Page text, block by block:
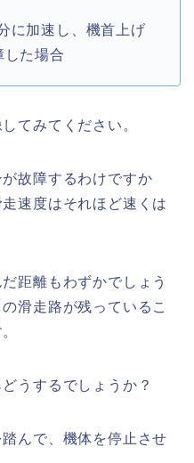
に加速し、機首上げ
した場合
してみてください。
故障するわけですか
速度はそれほど速くは
距離もわずかでしょう
滑走路が残っているこ
うするでしょうか？
んで、機体を停止させ